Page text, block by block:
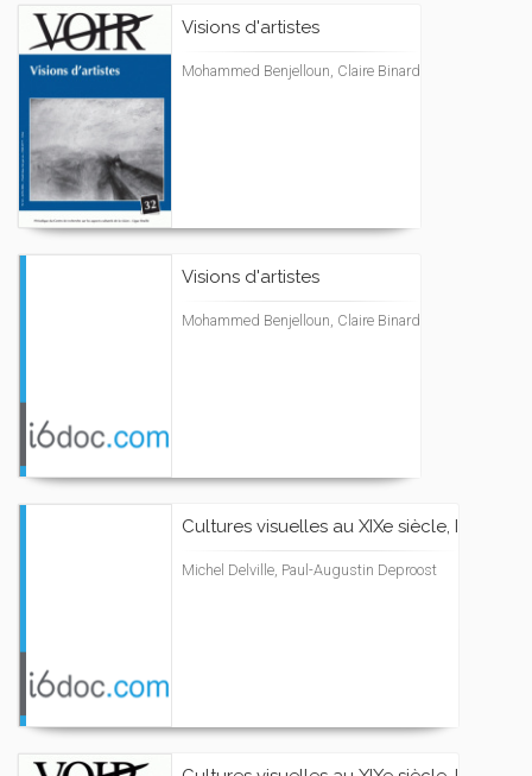
Visions d'artistes
Mohammed Benjelloun, Claire Binard
Visions d'artistes
Mohammed Benjelloun, Claire Binard
Cultures visuelles au XIXe siècle, I
Michel Delville, Paul-Augustin Deproost